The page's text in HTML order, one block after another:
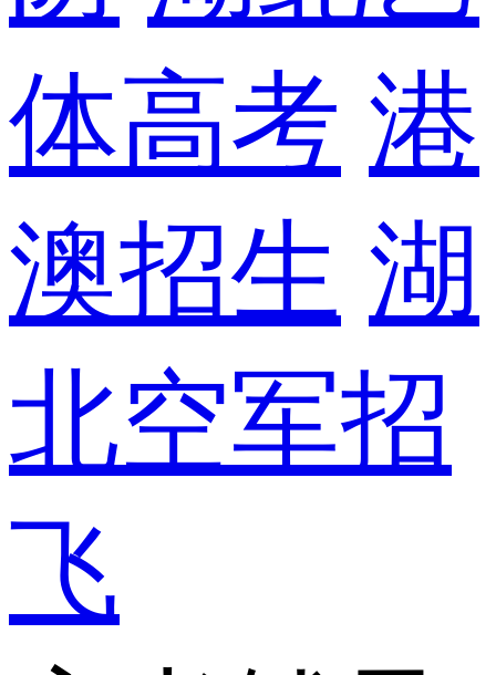
体高考 港
澳招生 湖
北空军招
飞